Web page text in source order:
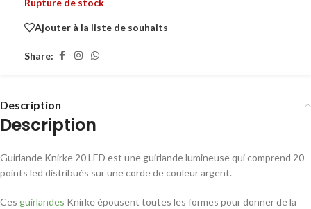
Rupture de stock
Ajouter à la liste de souhaits
Share:
Description
Description
Guirlande Knirke 20 LED est une guirlande lumineuse qui comprend 20
points led distribués sur une corde de couleur argent.
Ces guirlandes Knirke épousent toutes les formes pour donner de la